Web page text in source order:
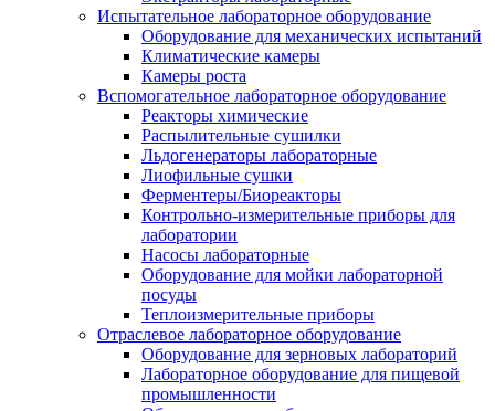
Испытательное лабораторное оборудование
Оборудование для механических испытаний
Климатические камеры
Камеры роста
Вспомогательное лабораторное оборудование
Реакторы химические
Распылительные сушилки
Льдогенераторы лабораторные
Лиофильные сушки
Ферментеры/Биореакторы
Контрольно-измерительные приборы для
лаборатории
Насосы лабораторные
Оборудование для мойки лабораторной
посуды
Теплоизмерительные приборы
Отраслевое лабораторное оборудование
Оборудование для зерновых лабораторий
Лабораторное оборудование для пищевой
промышленности